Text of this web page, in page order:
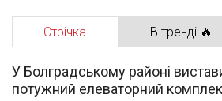
Стрічка В тренді 🔥
У Болградському районі
потужний елеваторний